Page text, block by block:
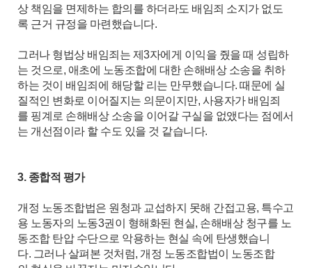
상 책임을 면제하는 합의를 하더라도 배임죄 소지가 없도
록 근거 규정을 마련했습니다.
그러나 형법상 배임죄는 제3자에게 이익을 줬을 때 성립하
는 것으로, 애초에 노동조합에 대한 손해배상 소송을 취하
하는 것이 배임죄에 해당할 리는 만무했습니다. 때문에 실
질적인 변화로 이어질지는 의문이지만, 사용자가 배임죄
를 핑계로 손해배상 소송을 이어갈 구실을 없앴다는 점에서
는 개선점이라 할 수도 있을 것 같습니다.
3. 종합적 평가
개정 노동조합법은 원청과 교섭하지 못해 간접고용, 특수고
용 노동자의 노동3권이 형해화된 현실, 손해배상 청구를 노
동조합 탄압 수단으로 악용하는 현실 속에 탄생했습니
다. 그러나 살펴본 것처럼, 개정 노동조합법이 노동조합